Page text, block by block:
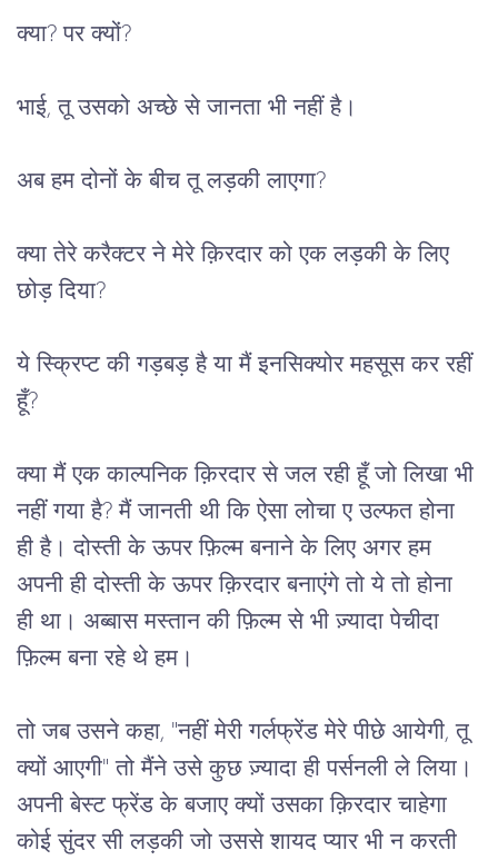
क्या? पर क्यों?
भाई, तू उसको अच्छे से जानता भी नहीं है।
अब हम दोनों के बीच तू लड़की लाएगा?
क्या तेरे करैक्टर ने मेरे क़िरदार को एक लड़की के लिए
छोड़ दिया?
ये स्क्रिप्ट की गड़बड़ है या मैं इनसिक्योर महसूस कर रहीं
हूँ?
क्या मैं एक काल्पनिक क़िरदार से जल रही हूँ जो लिखा भी
नहीं गया है? मैं जानती थी कि ऐसा लोचा ए उल्फत होना
ही है। दोस्ती के ऊपर फ़िल्म बनाने के लिए अगर हम
अपनी ही दोस्ती के ऊपर क़िरदार बनाएंगे तो ये तो होना
ही था। अब्बास मस्तान की फ़िल्म से भी ज़्यादा पेचीदा
फ़िल्म बना रहे थे हम।
तो जब उसने कहा, "नहीं मेरी गर्लफ्रेंड मेरे पीछे आयेगी, तू
क्यों आएगी" तो मैंने उसे कुछ ज़्यादा ही पर्सनली ले लिया।
अपनी बेस्ट फ्रेंड के बजाए क्यों उसका क़िरदार चाहेगा
कोई सुंदर सी लड़की जो उससे शायद प्यार भी न करती